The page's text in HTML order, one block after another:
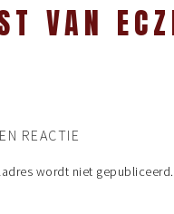
VAN
REACTIE
wordt niet gepubliceerd.